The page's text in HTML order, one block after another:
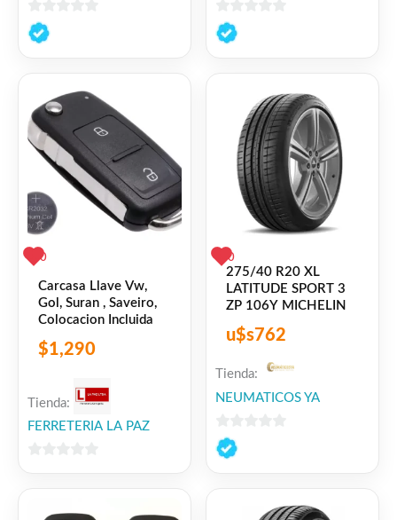
0
de
0
de
0
Carcasa Llave Vw,
Gol, Suran , Saveiro,
Colocacion Incluida
$1,290
Tienda:
FERRETERIA LA PAZ
0
275/40 R20 XL
LATITUDE SPORT 3
ZP 106Y MICHELIN
u$s762
Tienda:
NEUMATICOS YA
0
de